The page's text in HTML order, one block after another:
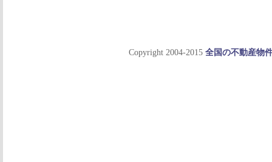
Copyright 2004-2015 全国の不動産物